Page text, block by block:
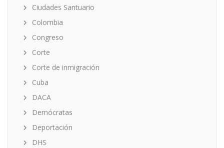
Ciudades Santuario
Colombia
Congreso
Corte
Corte de inmigración
Cuba
DACA
Demócratas
Deportación
DHS